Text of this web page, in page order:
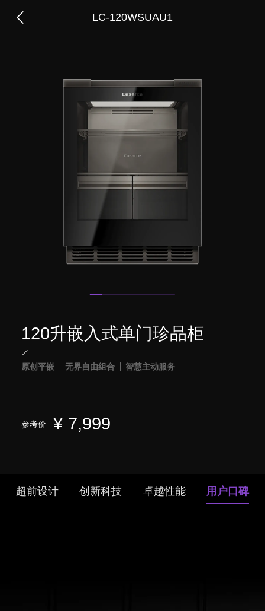
LC-120WSUAU1
120升嵌入式单门珍品柜
原创平嵌 无界自由组合 智慧主动服务
参考价 ¥ 7,999
超前设计 创新科技 卓越性能 用户口碑